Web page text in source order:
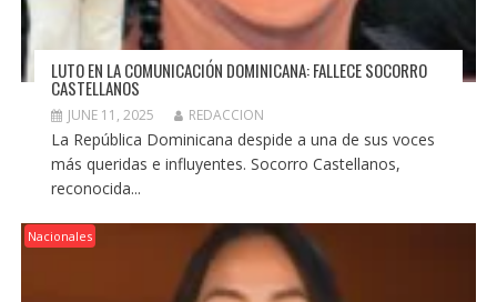
LUTO EN LA COMUNICACIÓN DOMINICANA: FALLECE SOCORRO
CASTELLANOS
JUNE 11, 2025 REDACCION
La República Dominicana despide a una de sus voces
más queridas e influyentes. Socorro Castellanos,
reconocida...
Nacionales